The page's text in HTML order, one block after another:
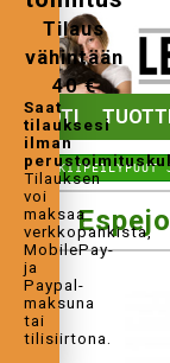
KOTI
Tilaus
vähintään
40 €
Saat
tilauksesi
ilman
Tilauksen
voi
maksaa
verkkopankista,
MobilePay-
ja
Paypal-
maksuna
tai
tilisiirtona.
⤺ KIIPEILYPUUT